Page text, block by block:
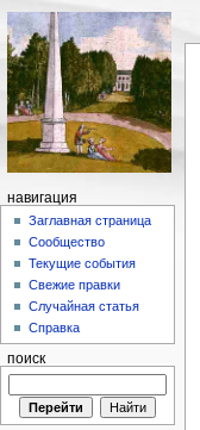
навигация
Заглавная страница
Сообщество
Текущие события
Свежие правки
Случайная статья
Справка
поиск